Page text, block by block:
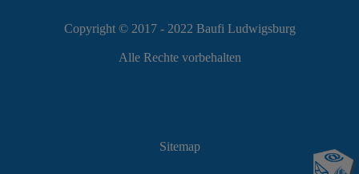
Copyright © 2017 - 2022 Baufi Ludwigsburg
Alle Rechte vorbehalten
Sitemap